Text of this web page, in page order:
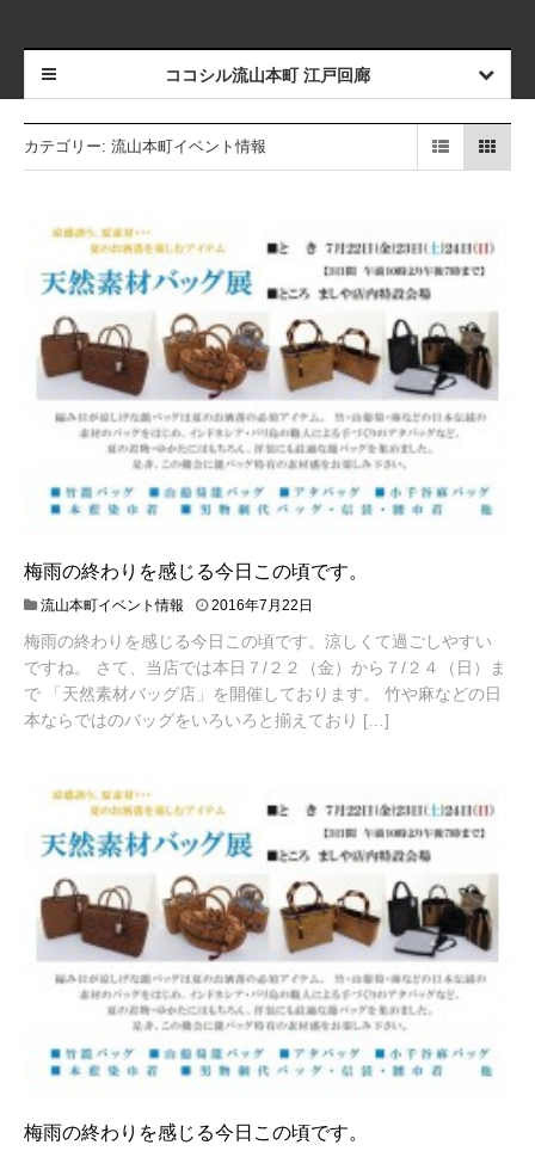
ココシル流山本町 江戸回廊
カテゴリー: 流山本町イベント情報
梅雨の終わりを感じる今日この頃です。
流山本町イベント情報 2016年7月22日
梅雨の終わりを感じる今日この頃です。涼しくて過ごしやすい
ですね。 さて、当店では本日７/２２（金）から７/２４（日）ま
で 「天然素材バッグ店」を開催しております。 竹や麻などの日
本ならではのバッグをいろいろと揃えており […]
梅雨の終わりを感じる今日この頃です。